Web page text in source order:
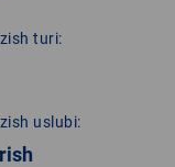
turi:
uslubi: